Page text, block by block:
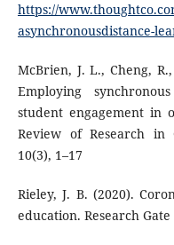
https://
asynchronousdistance-
McBrien, J. L., Cheng,
Employing
student engagement in
Review of Research in
10(3), 1–17
Rieley, J. B. (2020).
education. Research Gate